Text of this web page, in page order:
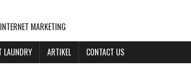
MARKETING
LAUNDRY ARTIKEL CONTACT US